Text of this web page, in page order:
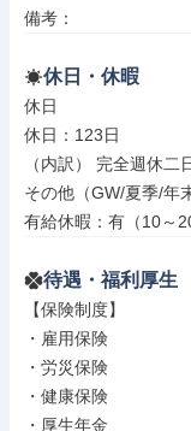
備考：
休日・休暇
休日
休日：123日
（内訳） 完全週休二
その他（GW/夏季/年
有給休暇：有（10～
待遇・福利厚生
【保険制度】
・雇用保険
・労災保険
・健康保険
・厚生年金